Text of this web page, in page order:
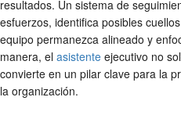
resultados. Un sistema de
esfuerzos, identifica posibles
equipo permanezca alineado y
manera, el asistente ejecutivo no
convierte en un pilar clave para la
la organización.